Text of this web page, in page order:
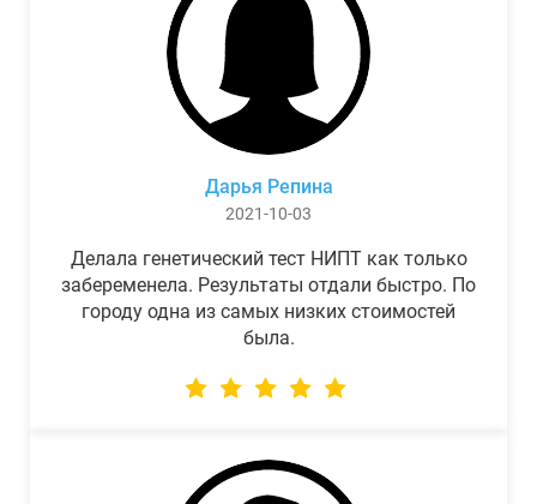
Дарья Репина
2021-10-03
Делала генетический тест НИПТ как только
забеременела. Результаты отдали быстро. По
городу одна из самых низких стоимостей
была.